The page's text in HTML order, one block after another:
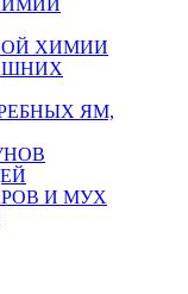
ХИМИИ
ЯМ,
И МУХ